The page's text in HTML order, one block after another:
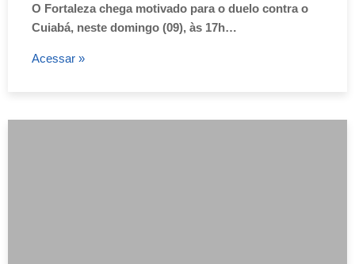
O Fortaleza chega motivado para o duelo contra o
Cuiabá, neste domingo (09), às 17h…
Acessar »